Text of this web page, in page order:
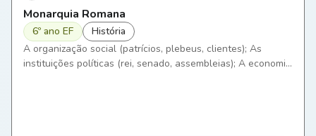
Monarquia Romana
6º ano EF
História
A organização social (patrícios, plebeus, clientes); As
instituições políticas (rei, senado, assembleias); A economia